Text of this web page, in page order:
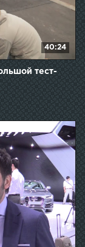
40:24
тест-